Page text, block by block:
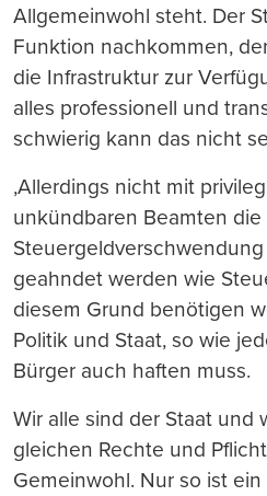
Allgemeinwohl steht. Der
Funktion nachkommen,
die Infrastruktur zur Verfü
alles professionell und
schwierig kann das nicht
,Allerdings nicht mit
unkündbaren Beamten
geahndet werden wie
diesem Grund benötigen
Politik und Staat, so wie
Bürger auch haften muss.
Wir alle sind der Staat und
gleichen Rechte und
Gemeinwohl. Nur so ist